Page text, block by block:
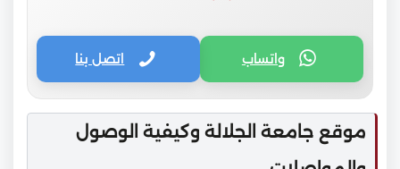
واتساب اتصل بنا
موقع جامعة الجلالة وكيفية الوصول